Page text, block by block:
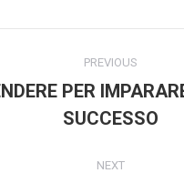
PREVIOUS
Previous
post:
PER
SUCCESSO
NEXT